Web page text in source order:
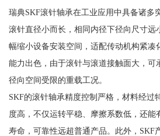
瑞典SKF滚针轴承在工业应用中具备诸多
滚针直径小而长，相同内径下径向尺寸远
幅缩小设备安装空间，适配传动机构紧凑
能力出色，由于滚针与滚道接触面大，可
径向空间受限的重载工况。
SKF的滚针轴承精度控制严格，材料经过
度高，不仅运转平稳、摩擦系数低，还能
寿命，可靠性远超普通产品。此外，SKF